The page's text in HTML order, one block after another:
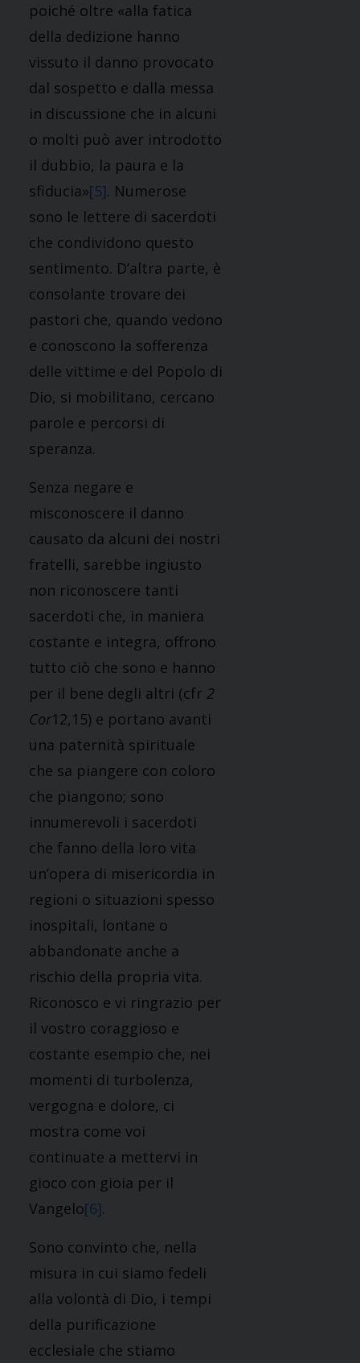
poiché oltre «alla fatica
della dedizione hanno
vissuto il danno provocato
dal sospetto e dalla messa
in discussione che in alcuni
o molti può aver introdotto
il dubbio, la paura e la
sfiducia»[5]. Numerose
sono le lettere di sacerdoti
che condividono questo
sentimento. D’altra parte, è
consolante trovare dei
pastori che, quando vedono
e conoscono la sofferenza
delle vittime e del Popolo di
Dio, si mobilitano, cercano
parole e percorsi di
speranza.
Senza negare e
misconoscere il danno
causato da alcuni dei nostri
fratelli, sarebbe ingiusto
non riconoscere tanti
sacerdoti che, in maniera
costante e integra, offrono
tutto ciò che sono e hanno
per il bene degli altri (cfr 2
Cor12,15) e portano avanti
una paternità spirituale
che sa piangere con coloro
che piangono; sono
innumerevoli i sacerdoti
che fanno della loro vita
un’opera di misericordia in
regioni o situazioni spesso
inospitali, lontane o
abbandonate anche a
rischio della propria vita.
Riconosco e vi ringrazio per
il vostro coraggioso e
costante esempio che, nei
momenti di turbolenza,
vergogna e dolore, ci
mostra come voi
continuate a mettervi in
gioco con gioia per il
Vangelo[6].
Sono convinto che, nella
misura in cui siamo fedeli
alla volontà di Dio, i tempi
della purificazione
ecclesiale che stiamo